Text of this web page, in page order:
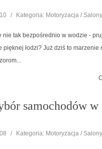
/ Kategoria: Motoryzacja /
nie tak bezpośrednio w wodzie -
pięknej łodzi? Już dziś to marzenie
samochodów w
/ Kategoria: Motoryzacja /